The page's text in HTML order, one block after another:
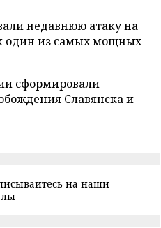
недавнюю атаку на
один из самых мощных
сформировали
Славянска и
на наши